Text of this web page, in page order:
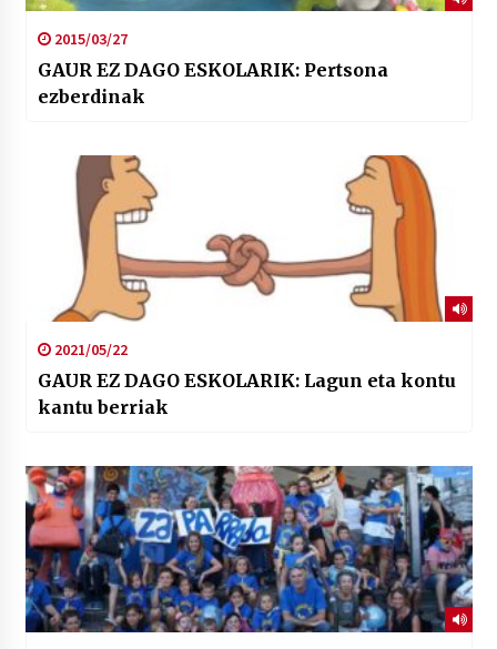
2015/03/27
GAUR EZ DAGO ESKOLARIK: Pertsona
ezberdinak
2021/05/22
GAUR EZ DAGO ESKOLARIK: Lagun eta kontu
kantu berriak